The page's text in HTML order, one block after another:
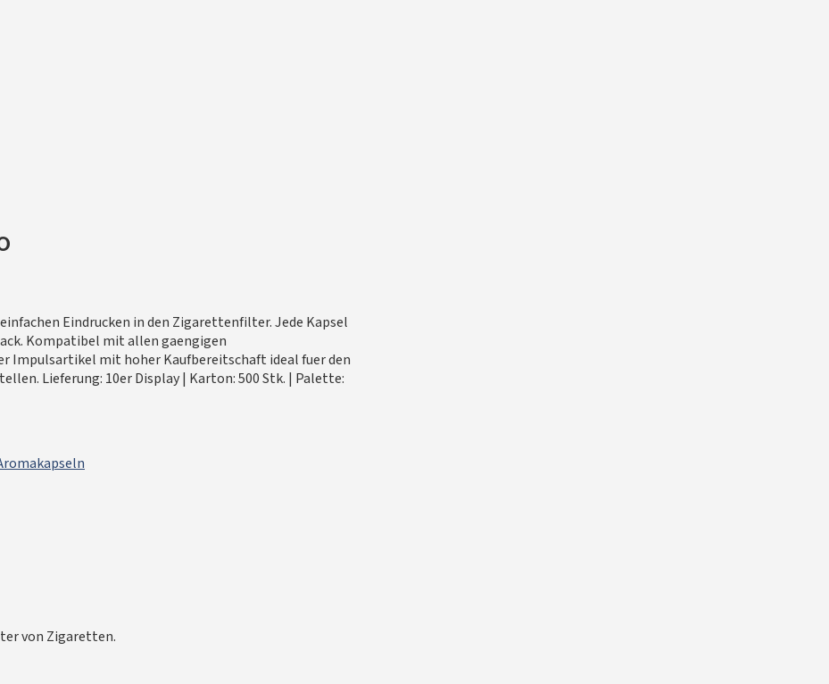
Eindrucken in den Zigarettenfilter. Jede Kapsel
Kompatibel mit allen gaengigen
Impulsartikel mit hoher Kaufbereitschaft ideal fuer den
Lieferung: 10er Display | Karton: 500 Stk. | Palette:
von Zigaretten.